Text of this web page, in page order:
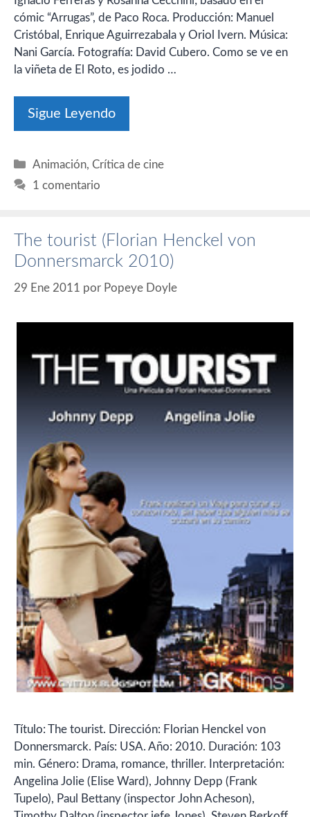
cómic “Arrugas”, de Paco Roca. Producción: Manuel
Cristóbal, Enrique Aguirrezabala y Oriol Ivern. Música:
Nani García. Fotografía: David Cubero. Como se ve en
la viñeta de El Roto, es jodido …
Sigue Leyendo
Categorías
Animación,Crítica de cine
1 comentario
The tourist (Florian Henckel von
Donnersmarck 2010)
29 Ene 2011 por Popeye Doyle
Título: The tourist. Dirección: Florian Henckel von
Donnersmarck. País: USA. Año: 2010. Duración: 103
min. Género: Drama, romance, thriller. Interpretación:
Angelina Jolie (Elise Ward), Johnny Depp (Frank
Tupelo), Paul Bettany (inspector John Acheson),